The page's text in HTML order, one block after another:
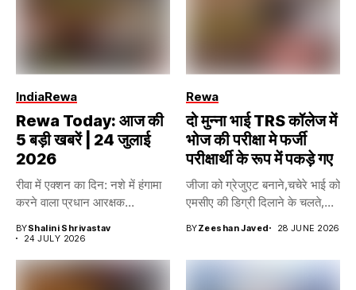
IndiaRewa
Rewa Today: आज की
5 बड़ी खबरें | 24 जुलाई
2026
रीवा में एक्शन का दिन: नशे में हंगामा
करने वाला प्रधान आरक्षक...
BYShalini Shrivastav
24 JULY 2026
Rewa
दो मुन्ना भाई TRS कॉलेज में
भोज की परीक्षा मे फर्जी
परीक्षार्थी के रूप में पकड़े गए
जीजा को ग्रेजुएट बनाने,चचेरे भाई को
एमसीए की डिग्री दिलाने के चलते,...
BYZeeshan Javed 28 JUNE 2026